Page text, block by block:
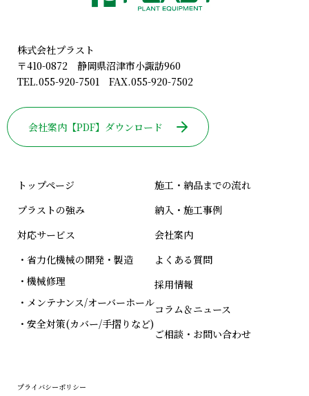
株式会社プラスト
〒410-0872 静岡県沼津市小諏訪960
TEL.055-920-7501 FAX.055-920-7502
会社案内【PDF】ダウンロード
トップページ
プラストの強み
対応サービス
・省力化機械の開発・製造
・機械修理
・メンテナンス/オーバーホール
・安全対策(カバー/手摺りなど)
施工・納品までの流れ
納入・施工事例
会社案内
よくある質問
採用情報
コラム＆ニュース
ご相談・お問い合わせ
プライバシーポリシー